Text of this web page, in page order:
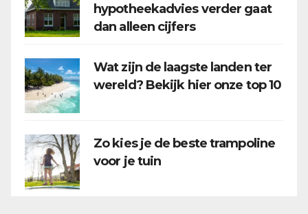
hypotheekadvies verder gaat
dan alleen cijfers
Wat zijn de laagste landen ter
wereld? Bekijk hier onze top 10
Zo kies je de beste trampoline
voor je tuin